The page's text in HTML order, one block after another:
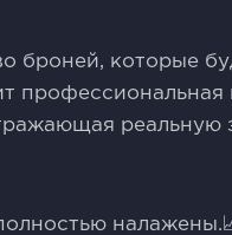
броней, которые
реальную